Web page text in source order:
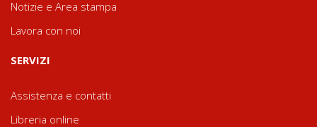
Notizie e Area stampa
Lavora con noi
SERVIZI
Assistenza e contatti
Libreria online